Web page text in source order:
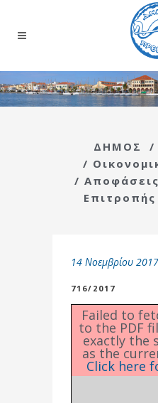
ΔΗΜΟΣ /
/
/
Επιτροπής
14 Νοεμβρίου 2017
716/2017
Failed to
to the PDF
exactly the
as the
Click here